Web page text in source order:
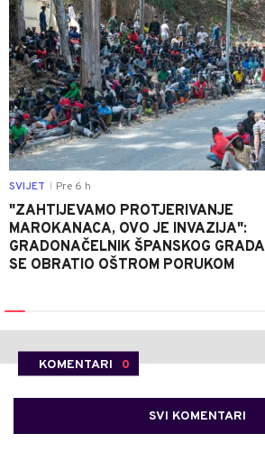
SVIJET Pre 6 h
"ZAHTIJEVAMO PROTJERIVANJE
MAROKANACA, OVO JE INVAZIJA":
GRADONAČELNIK ŠPANSKOG GRADA
SE OBRATIO OŠTROM PORUKOM
KOMENTARI 0
SVI KOMENTARI